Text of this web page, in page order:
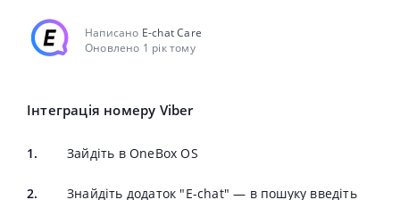
Написано E-chat Care
Оновлено 1 рік тому
Інтеграція номеру Viber
Зайдіть в OneBox OS
Знайдіть додаток "E-chat" — в пошуку введіть